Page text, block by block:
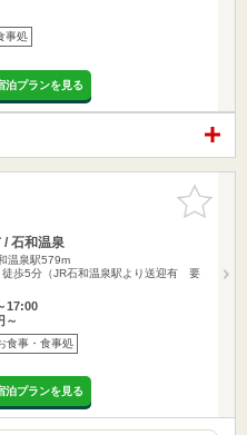
事処
泊プランを見る
お気に入
りに追加
/ 石和温泉
温泉駅579m
徒歩5分（JR石和温泉駅より送迎有 要
17:00
～
食事・食事処
泊プランを見る